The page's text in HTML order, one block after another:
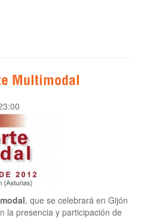
Multimodal
, que se celebrará en Gijón
la presencia y participación de